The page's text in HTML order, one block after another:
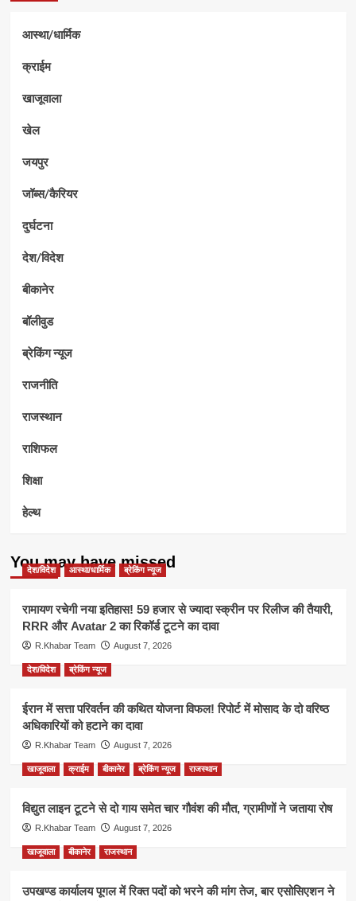
आस्था/धार्मिक
क्राईम
खाजूवाला
खेल
जयपुर
जॉब्स/कैरियर
दुर्घटना
देश/विदेश
बीकानेर
बॉलीवुड
ब्रेकिंग न्यूज
राजनीति
राजस्थान
राशिफल
शिक्षा
हेल्थ
You may have missed
देश/विदेश आस्था/धार्मिक ब्रेकिंग न्यूज
रामायण रचेगी नया इतिहास! 59 हजार से ज्यादा स्क्रीन पर रिलीज की तैयारी,
RRR और Avatar 2 का रिकॉर्ड टूटने का दावा
R.Khabar Team August 7, 2026
देश/विदेश ब्रेकिंग न्यूज
ईरान में सत्ता परिवर्तन की कथित योजना विफल! रिपोर्ट में मोसाद के दो वरिष्ठ
अधिकारियों को हटाने का दावा
R.Khabar Team August 7, 2026
खाजूवाला क्राईम बीकानेर ब्रेकिंग न्यूज राजस्थान
विद्युत लाइन टूटने से दो गाय समेत चार गौवंश की मौत, ग्रामीणों ने जताया रोष
R.Khabar Team August 7, 2026
खाजूवाला बीकानेर राजस्थान
उपखण्ड कार्यालय पूगल में रिक्त पदों को भरने की मांग तेज, बार एसोसिएशन ने